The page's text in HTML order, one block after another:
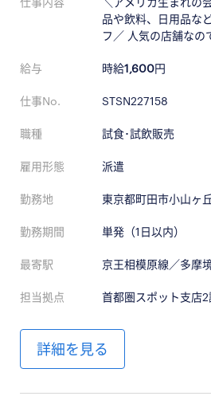
品や飲料、日用品な
フ／ 人気の店舗な
給与 時給1,600円
仕事No. STSN227158
職種 試食･試飲販売
雇用形態 派遣
勤務地 東京都町田市小山ヶ
勤務期間 単発（1日以内）
最寄駅 京王相模原線／多摩
担当拠点 首都圏スポット支店2
詳細を見る